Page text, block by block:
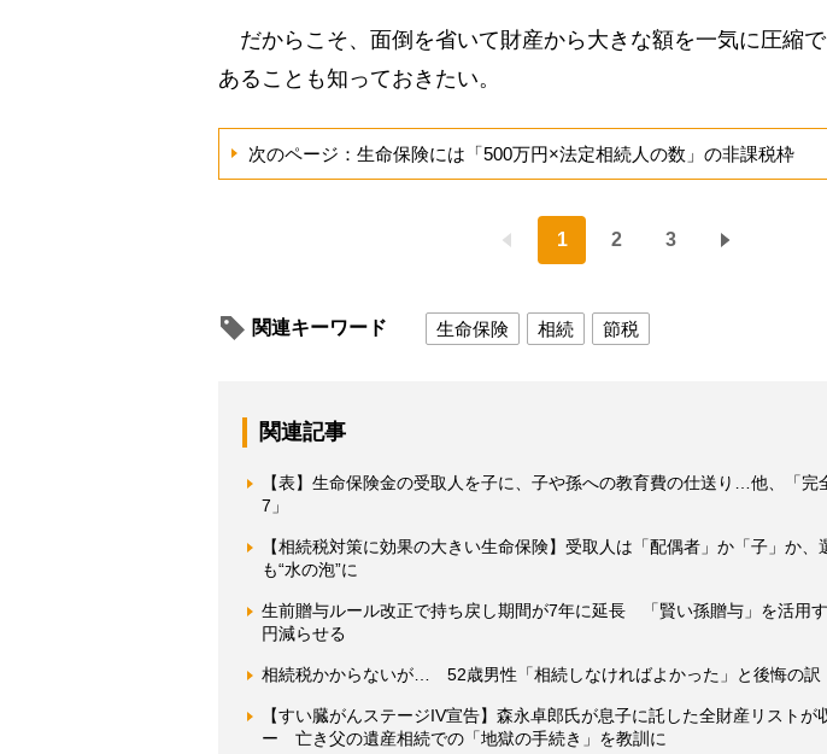
だからこそ、面倒を省いて財産から大きな額を一気に圧縮
あることも知っておきたい。
次のページ：生命保険には「500万円×法定相続人の数」の非課税枠
1 2 3
関連キーワード 生命保険 相続 節税
関連記事
【表】生命保険金の受取人を子に、子や孫への教育費の仕送り…他、「完
7」
【相続税対策に効果の大きい生命保険】受取人は「配偶者」か「子」か
も“水の泡”に
生前贈与ルール改正で持ち戻し期間が7年に延長 「賢い孫贈与」を活用
円減らせる
相続税かからないが… 52歳男性「相続しなければよかった」と後悔の訳
【すい臓がんステージIV宣告】森永卓郎氏が息子に託した全財産リストが
ー 亡き父の遺産相続での「地獄の手続き」を教訓に